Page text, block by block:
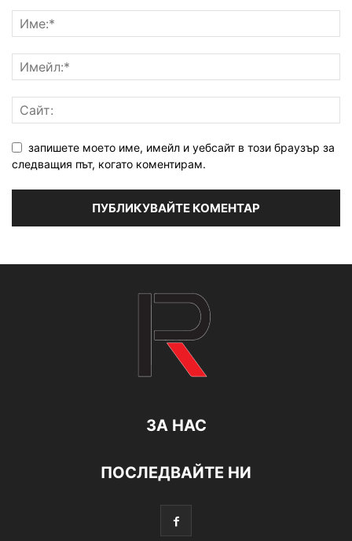
запишете моето име, имейл и уебсайт в този браузър за
следващия път, когато коментирам.
ЗА НАС
ПОСЛЕДВАЙТЕ НИ